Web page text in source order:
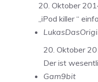
20. Oktober
„iPod killer “
20. Oktober
Der ist
Gam9bit